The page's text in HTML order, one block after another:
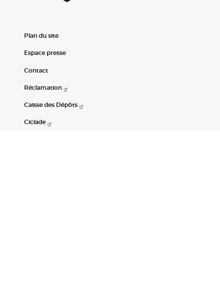
Plan du site
Espace presse
Contact
Réclamation
Caisse des Dépôts
Ciclade